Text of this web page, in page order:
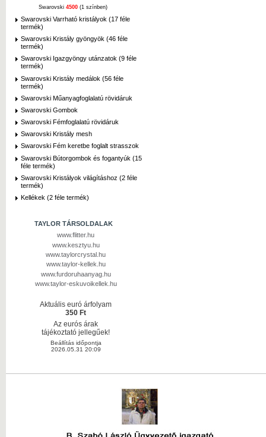
Swarovski 4500 (1 színben)
Swarovski Varrható kristályok (17 féle
termék)
Swarovski Kristály gyöngyök (46 féle
termék)
Swarovski Igazgyöngy utánzatok (9 féle
termék)
Swarovski Kristály medálok (56 féle
termék)
Swarovski Műanyagfoglalatú rövidáruk
Swarovski Gombok
Swarovski Fémfoglalatú rövidáruk
Swarovski Kristály mesh
Swarovski Fém keretbe foglalt strasszok
Swarovski Bútorgombok és fogantyúk (15
féle termék)
Swarovski Kristályok világításhoz (2 féle
termék)
Kellékek (2 féle termék)
TAYLOR TÁRSOLDALAK
www.flitter.hu
www.kesztyu.hu
www.taylorcrystal.hu
www.taylor-kellek.hu
www.furdoruhaanyag.hu
www.taylor-eskuvoikellek.hu
Aktuális euró árfolyam
350 Ft
Az eurós árak
tájékoztató jellegűek!
Beállítás időpontja
2026.05.31 20:09